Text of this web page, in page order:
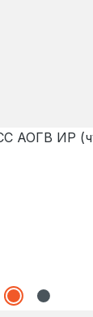
изображений